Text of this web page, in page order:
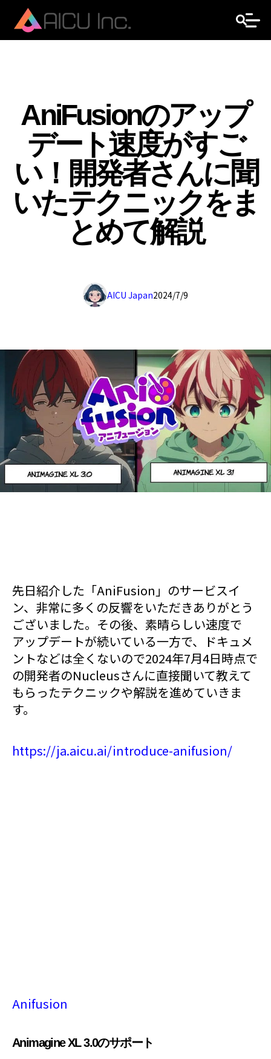
AniFusionのアップ
デート速度がすご
い！開発者さんに聞
いたテクニックをま
とめて解説
2024/7/9
AICU Japan
先日紹介した「AniFusion」のサービスイ
ン、非常に多くの反響をいただきありがとう
ございました。その後、素晴らしい速度で
アップデートが続いている一方で、ドキュメ
ントなどは全くないので2024年7月4日時点で
の開発者のNucleusさんに直接聞いて教えて
もらったテクニックや解説を進めていきま
す。
https://ja.aicu.ai/introduce-anifusion/
Anifusion
Animagine XL 3.0のサポート